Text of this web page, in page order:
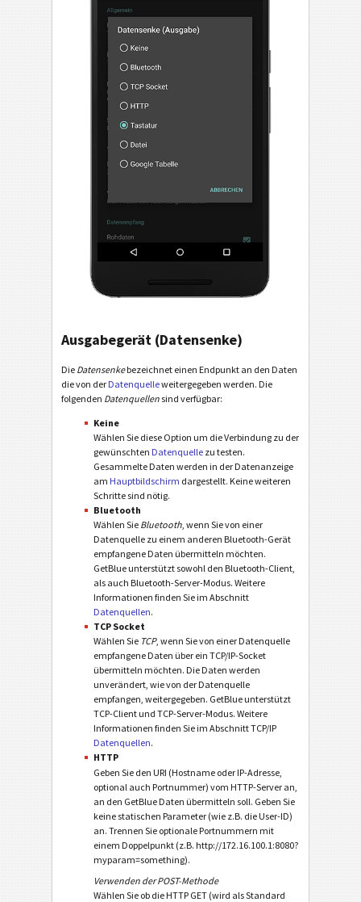
Ausgabegerät (Datensenke)
Die Datensenkebezeichnet einen Endpunkt an den Daten
die von der Datenquelleweitergegeben werden. Die
folgenden Datenquellen sind verfügbar:
Keine
Wählen Sie diese Option um die Verbindung zu der
gewünschten Datenquelle zu testen.
Gesammelte Daten werden in der Datenanzeige
am Hauptbildschirm dargestellt. Keine weiteren
Schritte sind nötig.
Bluetooth
Wählen Sie Bluetooth, wenn Sie von einer
Datenquelle zu einem anderen Bluetooth-Gerät
empfangene Daten übermitteln möchten.
GetBlue unterstützt sowohl den Bluetooth-Client,
als auch Bluetooth-Server-Modus. Weitere
Informationen finden Sie im Abschnitt
Datenquellen.
TCP Socket
Wählen Sie TCP, wenn Sie von einer Datenquelle
empfangene Daten über ein TCP/IP-Socket
übermitteln möchten. Die Daten werden
unverändert, wie von der Datenquelle
empfangen, weitergegeben. GetBlue unterstützt
TCP-Client und TCP-Server-Modus. Weitere
Informationen finden Sie im Abschnitt TCP/IP
Datenquellen.
HTTP
Geben Sie den URI (Hostname oder IP-Adresse,
optional auch Portnummer) vom HTTP-Server an,
an den GetBlue Daten übermitteln soll. Geben Sie
keine statischen Parameter (wie z.B. die User-ID)
an. Trennen Sie optionale Portnummern mit
einem Doppelpunkt (z.B. http://172.16.100.1:8080?
myparam=something).
Verwenden der POST-Methode
Wählen Sie ob die HTTP GET (wird als Standard